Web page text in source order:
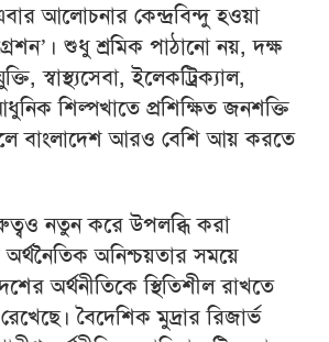
আলোচনার কেন্দ্রবিন্দু হওয়া
শুধু শ্রমিক পাঠানো নয়, দক্ষ
স্বাস্থ্যসেবা, ইলেকট্রিক্যাল,
শিল্পখাতে প্রশিক্ষিত জনশক্তি
বাংলাদেশ আরও বেশি আয় করতে
নতুন করে উপলব্ধি করা
অর্থনৈতিক অনিশ্চয়তার সময়ে
অর্থনীতিকে স্থিতিশীল রাখতে
বৈদেশিক মুদ্রার রিজার্ভ